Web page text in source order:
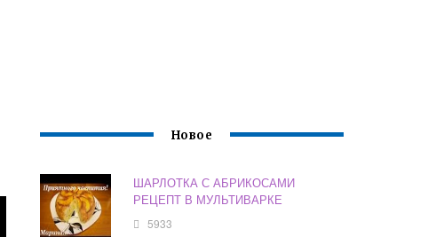
Новое
ШАРЛОТКА С АБРИКОСАМИ
РЕЦЕПТ В МУЛЬТИВАРКЕ
5933